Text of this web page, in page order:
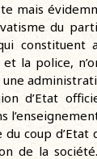
mais
du
constituent
et la police,
une
d’Etat
coup d’Etat
de la